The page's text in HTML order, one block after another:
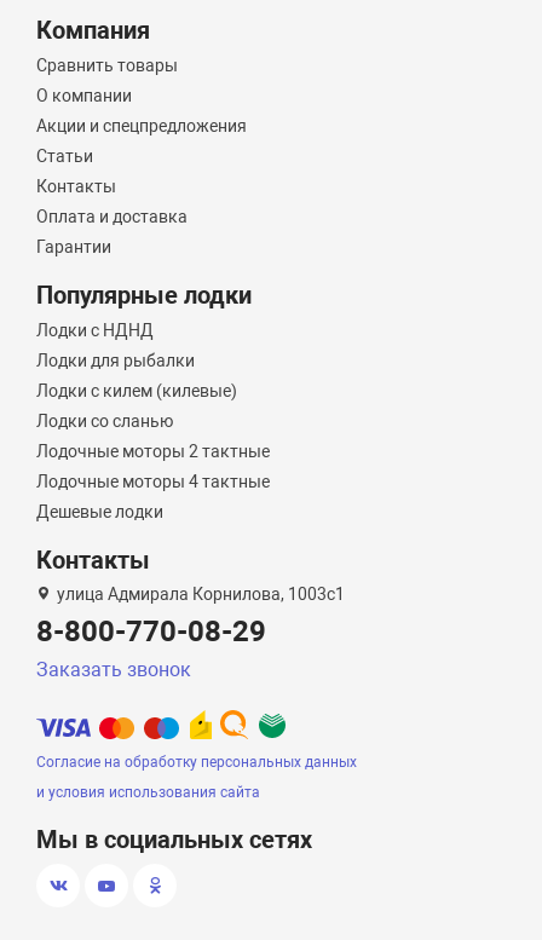
Компания
Сравнить товары
О компании
Акции и спецпредложения
Статьи
Контакты
Оплата и доставка
Гарантии
Популярные лодки
Лодки с НДНД
Лодки для рыбалки
Лодки с килем (килевые)
Лодки со сланью
Лодочные моторы 2 тактные
Лодочные моторы 4 тактные
Дешевые лодки
Контакты
улица Адмирала Корнилова, 1003с1
8-800-770-08-29
Заказать звонок
Согласие на обработку персональных данных
и условия использования сайта
Мы в социальных сетях